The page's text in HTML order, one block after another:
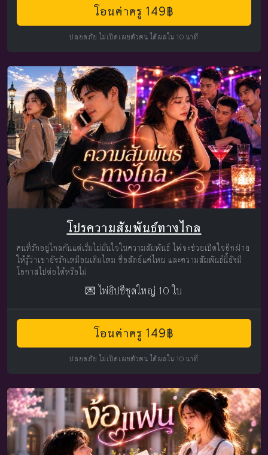
โอนค่าครู 149฿
ปลอดภัย ไม่เปิดเผยตัวตน ได้ผลใน 10 นาที
โปรความสัมพันธ์ทางไกล
คนที่รักอยู่ไกลกันแต่เริ่มไม่มั่นใจในความสัมพันธ์ ไพ่จะช่วยเปิดใจอีกฝ่าย
ให้รู้ว่าเขายังรักเหมือนเดิมไหม ซื่อสัตย์แค่ไหน และความสัมพันธ์นี้ยังมี
โอกาสไปต่อได้หรือไม่
💌 ไพ่ยิปซีชุดใหญ่ 10 ใบ
โอนค่าครู 149฿
ปลอดภัย ไม่เปิดเผยตัวตน ได้ผลใน 10 นาที